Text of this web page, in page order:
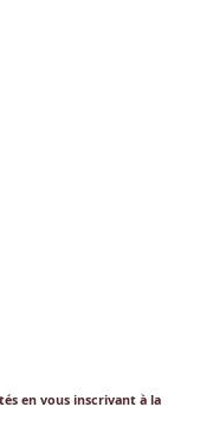
en vous inscrivant à la